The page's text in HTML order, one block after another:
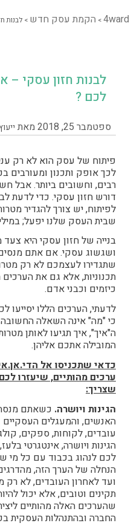
4ward
> הקמת עסק חדש > לבנות
לבנות חזון עסקי –
לכם ?
ספטמבר 25, 2018 מאת
פיתוח של עסק הוא לא רק
לכך אופק ותכנון ומעורבים
רבים, וחשובים ביותר. אבל
דורש חזון עסקי. כדי לדעת
לפיתוח, יש צורך להגדיר
שבית העסק שלנו יפעל;
בנייה של חזון עסקי היא
ושגשוג עסקי. אם אתם
שתגדירו לעצמכם לא רק
תכנוניות, אלא גם את
כיזמים וכבני אדם.
לדעתי, הערכים הללו
כי "מה" אינה השאלה
ה"איך", איך תגיעו לאותן
המובילה אתכם אליהן.
כדאי שתכניסו אל
ערכים מהותיים, שיעזרו
שצריך:
הגינות ויושרה. כשאתם
האנשים, והמעגלים
עובדים, לקוחות, ספקים,
הגינות ויושרה, אינטגרטי
לכם לנהוג בכבוד עם כל
הנחלה של הערך הזה,
ועד לאחרון העובדים, לא רק
תקינים וטובים, אלא יכול
שהערכים האלה מהותיים
החברה ובהתנהלות העסקית